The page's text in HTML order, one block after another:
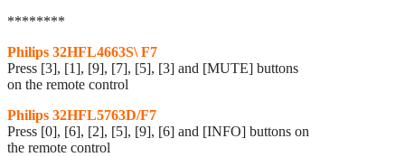
********
Philips 32HFL4663S\ F7
Press [3], [1], [9], [7], [5], [3] and [MUTE] buttons
on the remote control
Philips 32HFL5763D/F7
Press [0], [6], [2], [5], [9], [6] and [INFO] buttons on
the remote control